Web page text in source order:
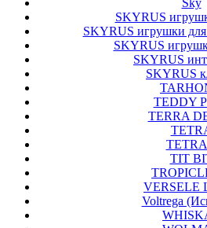
Sky
SKYRUS
SKYRUS игрушки
SKYRUS
SKYRUS
SKYRUS
TEDDY
TERRA
TIT
VERSELE
Voltrega